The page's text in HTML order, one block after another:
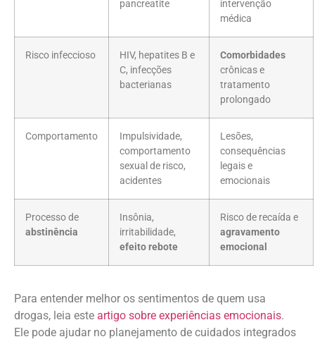
pancreatite
intervenção
médica
Risco infeccioso
HIV, hepatites B e
C, infecções
bacterianas
Comorbidades
crônicas e
tratamento
prolongado
Comportamento
Impulsividade,
comportamento
sexual de risco,
acidentes
Lesões,
consequências
legais e
emocionais
Processo de
abstinência
Insônia,
irritabilidade,
efeito rebote
Risco de recaída e
agravamento
emocional
Para entender melhor os sentimentos de quem usa
drogas, leia este artigo sobre experiências emocionais.
Ele pode ajudar no planejamento de cuidados integrados